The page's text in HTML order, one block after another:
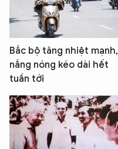
Bắc bộ tăng nhiệt mạnh,
nắng nóng kéo dài hết
tuần tới